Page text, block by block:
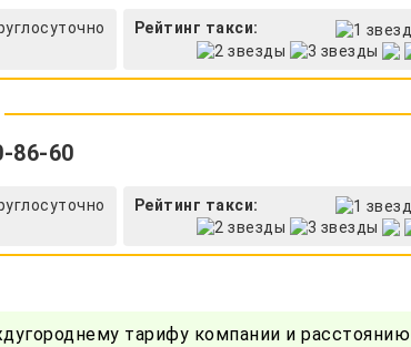
Рейтинг такси:
86-60
Рейтинг такси:
тарифу компании и расстоянию